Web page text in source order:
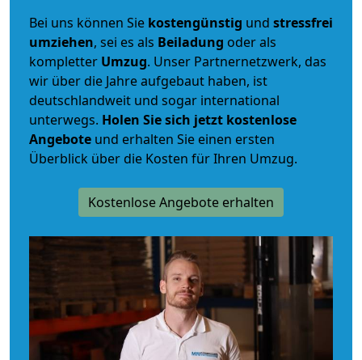
Bei uns können Sie kostengünstig und stressfrei
umziehen, sei es als Beiladung oder als
kompletter Umzug. Unser Partnernetzwerk, das
wir über die Jahre aufgebaut haben, ist
deutschlandweit und sogar international
unterwegs. Holen Sie sich jetzt kostenlose
Angebote und erhalten Sie einen ersten
Überblick über die Kosten für Ihren Umzug.
Kostenlose Angebote erhalten